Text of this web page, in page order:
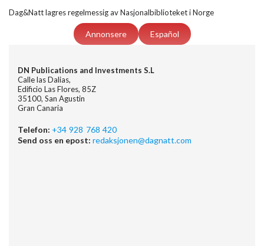
Dag&Natt lagres regelmessig av Nasjonalbiblioteket i Norge
Annonsere Español
DN Publications and Investments S.L
Calle las Dalias,
Edificio Las Flores, 85Z
35100, San Agustin
Gran Canaria
Telefon: +34 928 768 420
Send oss en epost: redaksjonen@dagnatt.com